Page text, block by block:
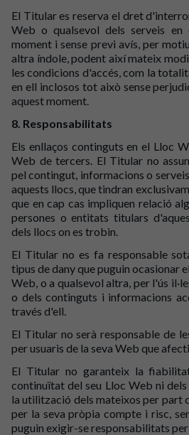
El Titular es reserva el dret
Web o qualsevol dels serveis en
moment i sense previ avís, per
altra índole, podent així mateix
les condicions d'accés, com la
en ell inclosos tot això sense
aquest moment.
8. Responsabilitats
Els enllaços continguts en el Lloc
Web de tercers. El Titular no
pel contingut, informacions o
aquests llocs, que tindran
que en cap cas impliquen relació
persones o entitats titulars
dels llocs on es trobin.
El Titular no es fa responsable
tipus de dany que puguin ocasionar
Web, o a qualsevol altra, per l'ús
o dels continguts i informacions
través d'ell.
El Titular no serà responsable de
per usuaris de la seva Web que
El Titular no garanteix la
continuïtat del seu Lloc Web ni dels
la utilització dels mateixos per part
per la seva pròpia compte i risc,
puguin exigir-se responsabilitats